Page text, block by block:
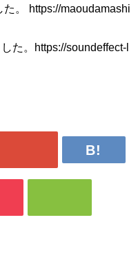
。 https://maoudamashi
た。https://soundeffect-l